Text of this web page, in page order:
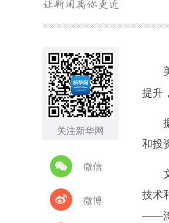
关注新华网
微信
微博
提升
据
和投
文
技术
——滴